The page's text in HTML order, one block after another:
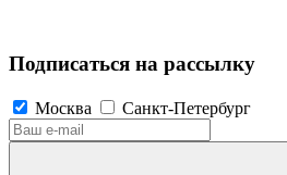
Подписаться на рассылку
Москва Санкт-Петербург